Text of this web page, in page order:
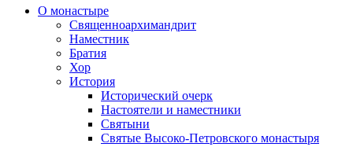
О монастыре
Священноархимандрит
Наместник
Братия
Хор
История
Исторический очерк
Настоятели и наместники
Святыни
Святые Высоко-Петровского монастыря